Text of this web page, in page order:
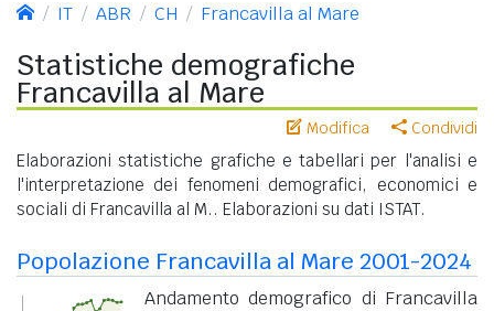
IT ABR CH Francavilla al Mare
Statistiche demografiche
Francavilla al Mare
Modifica Condividi
Elaborazioni statistiche grafiche e tabellari per l'analisi e
l'interpretazione dei fenomeni demografici, economici e
sociali di Francavilla al M.. Elaborazioni su dati ISTAT.
Popolazione Francavilla al Mare 2001-2024
Andamento demografico di Francavilla